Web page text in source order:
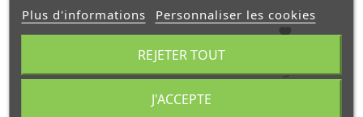
Plus d'informations Personnaliser les cookies
REJETER TOUT
J'ACCEPTE
favorite
cached